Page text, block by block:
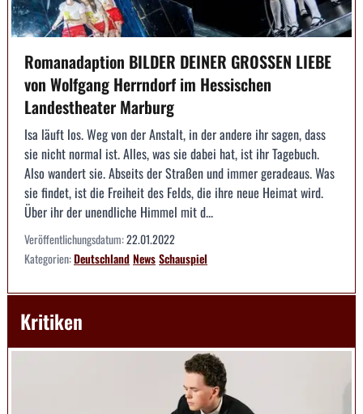
Romanadaption BILDER DEINER GROSSEN LIEBE
von Wolfgang Herrndorf im Hessischen
Landestheater Marburg
Isa läuft los. Weg von der Anstalt, in der andere ihr sagen, dass
sie nicht normal ist. Alles, was sie dabei hat, ist ihr Tagebuch.
Also wandert sie. Abseits der Straßen und immer geradeaus. Was
sie findet, ist die Freiheit des Felds, die ihre neue Heimat wird.
Über ihr der unendliche Himmel mit d...
Veröffentlichungsdatum:22.01.2022
Kategorien:DeutschlandNewsSchauspiel
Kritiken